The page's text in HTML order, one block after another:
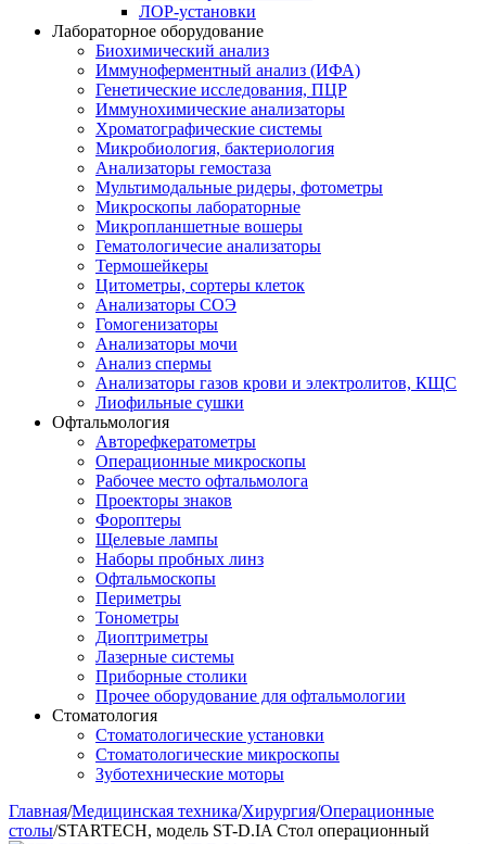
ЛОР-установки
Лабораторное оборудование
Биохимический анализ
Иммуноферментный анализ (ИФА)
Генетические исследования, ПЦР
Иммунохимические анализаторы
Хроматографические системы
Микробиология, бактериология
Анализаторы гемостаза
Мультимодальные ридеры, фотометры
Микроскопы лабораторные
Микропланшетные вошеры
Гематологичесие анализаторы
Термошейкеры
Цитометры, сортеры клеток
Анализаторы СОЭ
Гомогенизаторы
Анализаторы мочи
Анализ спермы
Анализаторы газов крови и электролитов, КЩС
Лиофильные сушки
Офтальмология
Авторефкератометры
Операционные микроскопы
Рабочее место офтальмолога
Проекторы знаков
Фороптеры
Щелевые лампы
Наборы пробных линз
Офтальмоскопы
Периметры
Тонометры
Диоптриметры
Лазерные системы
Приборные столики
Прочее оборудование для офтальмологии
Стоматология
Стоматологические установки
Стоматологические микроскопы
Зуботехнические моторы
Главная/Медицинская техника/Хирургия/Операционные
столы/STARTECH, модель ST-D.IA Стол операционный